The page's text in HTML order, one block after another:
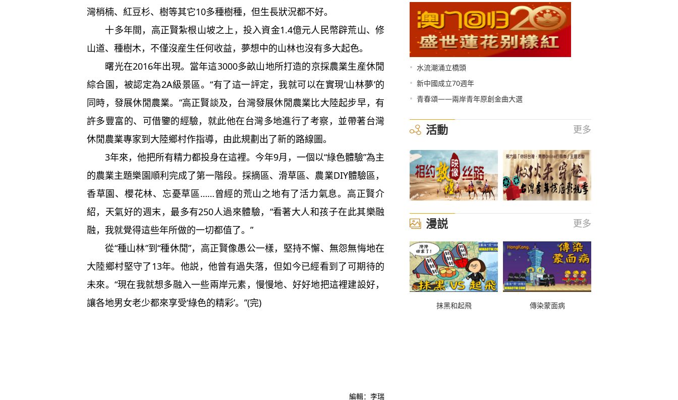
灣梢楠、紅豆杉、樹等其它10多種樹種，但生長狀況都不好。
十多年間，高正賢紮根山坡之上，投入資金1.4億元人民幣辟荒山、修
山道、種樹木，不僅沒産生任何收益，夢想中的山林也沒有多大起色。
曙光在2016年出現。當年這3000多畝山地所打造的京採農業生産休閒
綜合園，被認定為2A級景區。“有了這一評定，我就可以在實現‘山林夢’的
同時，發展休閒農業。”高正賢談及，台灣發展休閒農業比大陸起步早，有
許多豐富的、可借鑒的經驗，就此他在台灣多地進行了考察，並帶著台灣
休閒農業專家到大陸鄉村作指導，由此規劃出了新的路線圖。
3年來，他把所有精力都投身在這裡。今年9月，一個以“綠色體驗”為主
的農業主題樂園順利完成了第一階段。採摘區、滑草區、農業DIY體驗區，
香草園、櫻花林、忘憂草區……曾經的荒山之地有了活力氣息。高正賢介
紹，天氣好的週末，最多有250人過來體驗，“看著大人和孩子在此其樂融
融，我就覺得這些年所做的一切都值了。”
從“種山林”到“種休閒”，高正賢像愚公一樣，堅持不懈、無怨無悔地在
大陸鄉村堅守了13年。他説，他曾有過失落，但如今已經看到了可期待的
未來。“現在我就想多融入一些兩岸元素，慢慢地、好好地把這裡建設好，
讓各地男女老少都來享受‘綠色的精彩’。”(完)
編輯：李瑞
• 水流潮涌立橋頭
• 新中國成立70週年
• 青春頌——兩岸青年原創金曲大選
活動 更多
漫説 更多
抹黑和起飛 傳染蒙面病